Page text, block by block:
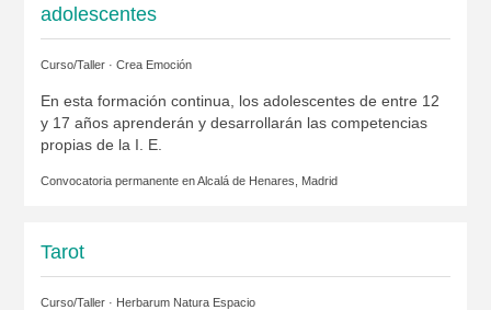
adolescentes
Curso/Taller · Crea Emoción
En esta formación continua, los adolescentes de entre 12
y 17 años aprenderán y desarrollarán las competencias
propias de la I. E.
Convocatoria permanente enAlcalá de Henares, Madrid
Tarot
Curso/Taller · Herbarum Natura Espacio